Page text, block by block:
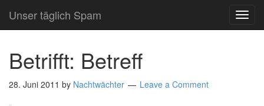
Unser täglich Spam
Betrifft: Betreff
28. Juni 2011 by Nachtwächter Leave a Comment